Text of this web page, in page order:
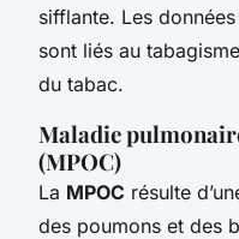
sifflante. Les
sont liés au
du tabac.
Maladie
(MPOC)
La MPOC résulte
des poumons et des